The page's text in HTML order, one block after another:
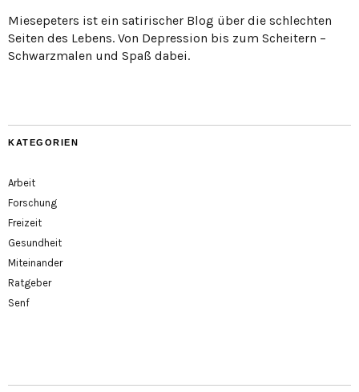
Miesepeters ist ein satirischer Blog über die schlechten
Seiten des Lebens. Von Depression bis zum Scheitern –
Schwarzmalen und Spaß dabei.
KATEGORIEN
Arbeit
Forschung
Freizeit
Gesundheit
Miteinander
Ratgeber
Senf